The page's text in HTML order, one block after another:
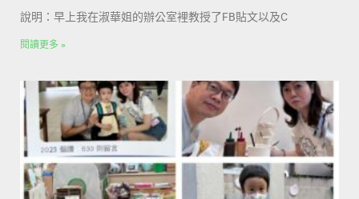
說明：早上我在淑華姐的辦公室裡教授了FB貼文以及C
閱讀更多 »